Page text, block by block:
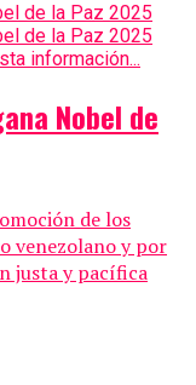
información...
Nobel de
de los
venezolano y por
justa y pacífica